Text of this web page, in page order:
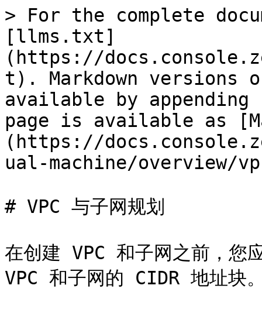
> For the complete
[llms.txt]
(https://
t). Markdown versions
available by
page is available as
(https://
ual-machine/overview/
# VPC 与子网规划
在创建 VPC 和子网之前，您
VPC 和子网的 CIDR 地址块